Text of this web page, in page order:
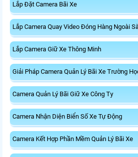
Lắp Đặt Camera Bãi Xe
Lắp Camera Quay Video Đóng Hàng Ngoài
Lắp Camera Giữ Xe Thông Minh
Giải Pháp Camera Quản Lý Bãi Xe Trường
Camera Quản Lý Bãi Giữ Xe Công Ty
Camera Nhận Diện Biển Số Xe Tự Động
Camera Kết Hợp Phần Mềm Quản Lý Bãi Xe